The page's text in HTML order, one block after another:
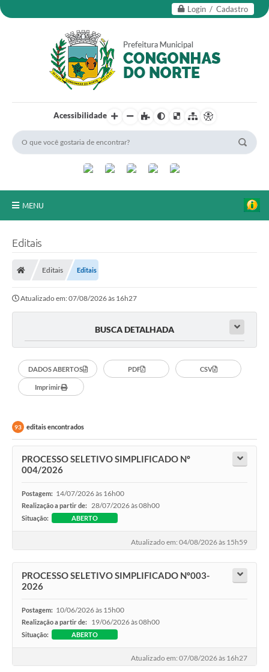
Login / Cadastro
Acessibilidade
MENU
Legislação
Carta de Serviços
Serviços Online
Telefones Úteis
Contato
Editais
Editais Editais
Atualizado em: 07/08/2026 às 16h27
BUSCA DETALHADA
DADOS ABERTOS PDF CSV
Imprimir
93 editais encontrados
PROCESSO SELETIVO SIMPLIFICADO Nº
004/2026
Postagem: 14/07/2026 às 16h00
Realização a partir de: 28/07/2026 às 08h00
Situação: ABERTO
Atualizado em: 04/08/2026 às 15h59
PROCESSO SELETIVO SIMPLIFICADO Nº003-
2026
Postagem: 10/06/2026 às 15h00
Realização a partir de: 19/06/2026 às 08h00
Situação: ABERTO
Atualizado em: 07/08/2026 às 16h27